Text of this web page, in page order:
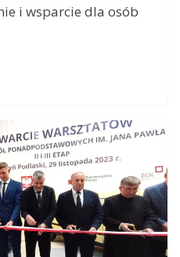
i wsparcie dla osób